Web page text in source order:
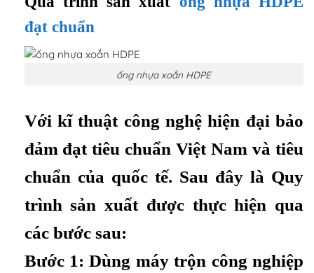
đạt chuẩn
ống nhựa xoắn HDPE
Với kĩ thuật công nghệ hiện đại bảo
đảm đạt tiêu chuẩn Việt Nam và tiêu
chuẩn của quốc tế. Sau đây là Quy
trình sản xuất được thực hiện qua
các bước sau:
Bước 1: Dùng máy trộn công nghiệp